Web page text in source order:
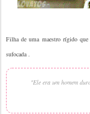
Filha de uma maestro rígido
sufocada .
"Ele era um homem